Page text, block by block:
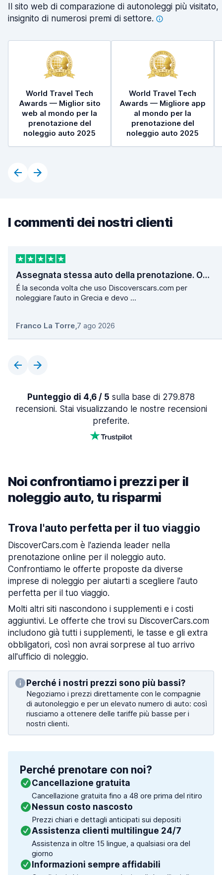
Il sito web di comparazione di autonoleggi più visitato,
insignito di numerosi premi di settore.
World Travel Tech
Awards — Miglior sito
web al mondo per la
prenotazione del
noleggio auto 2025
World Travel Tech
Awards — Migliore app
al mondo per la
prenotazione del
noleggio auto 2025
I commenti dei nostri clienti
Assegnata stessa auto della prenotazione. Operazioni di ritiro e consegna velocissime.
É la seconda volta che uso Discoverscars.com per
noleggiare l’auto in Grecia e devo ...
Franco La Torre,7 ago 2026
Punteggio di 4,6 / 5 sulla base di 279.878
recensioni. Stai visualizzando le nostre recensioni
preferite.
Noi confrontiamo i prezzi per il
noleggio auto, tu risparmi
Trova l'auto perfetta per il tuo viaggio
DiscoverCars.com è l'azienda leader nella
prenotazione online per il noleggio auto.
Confrontiamo le offerte proposte da diverse
imprese di noleggio per aiutarti a scegliere l'auto
perfetta per il tuo viaggio.
Molti altri siti nascondono i supplementi e i costi
aggiuntivi. Le offerte che trovi su DiscoverCars.com
includono già tutti i supplementi, le tasse e gli extra
obbligatori, così non avrai sorprese al tuo arrivo
all'ufficio di noleggio.
Perché i nostri prezzi sono più bassi?
Negoziamo i prezzi direttamente con le compagnie
di autonoleggio e per un elevato numero di auto: così
riusciamo a ottenere delle tariffe più basse per i
nostri clienti.
Perché prenotare con noi?
Cancellazione gratuita
Cancellazione gratuita fino a 48 ore prima del ritiro
Nessun costo nascosto
Prezzi chiari e dettagli anticipati sui depositi
Assistenza clienti multilingue 24/7
Assistenza in oltre 15 lingue, a qualsiasi ora del
giorno
Informazioni sempre affidabili